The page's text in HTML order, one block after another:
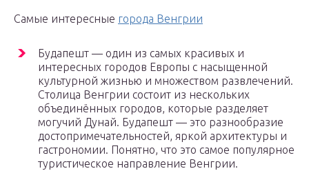
Самые интересные города Венгрии
Будапешт — один из самых красивых и
интересных городов Европы с насыщенной
культурной жизнью и множеством развлечений.
Столица Венгрии состоит из нескольких
объединённых городов, которые разделяет
могучий Дунай. Будапешт — это разнообразие
достопримечательностей, яркой архитектуры и
гастрономии. Понятно, что это самое популярное
туристическое направление Венгрии.